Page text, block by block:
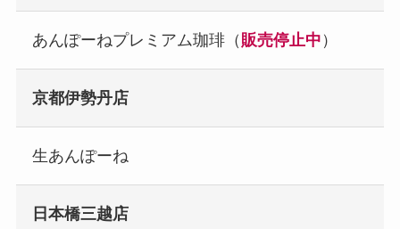
あんぽーねプレミアム珈琲（ 販売停止中 ）
京都伊勢丹店
生あんぽーね
日本橋三越店